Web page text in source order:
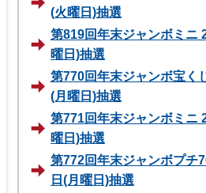
(火曜日)抽選
第819回年末ジャンボミニ
曜日)抽選
第770回年末ジャンボ宝く
(月曜日)抽選
第771回年末ジャンボミニ
曜日)抽選
第772回年末ジャンボプチ
日(月曜日)抽選